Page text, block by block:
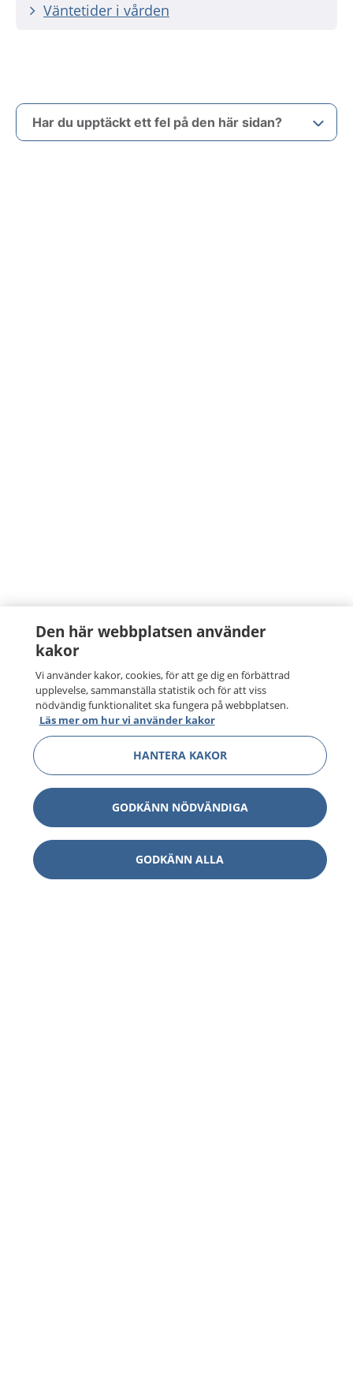
Väntetider i vården
Har du upptäckt ett fel på den här sidan?
Den här webbplatsen använder
kakor
Vi använder kakor, cookies, för att ge dig en förbättrad
upplevelse, sammanställa statistik och för att viss
nödvändig funktionalitet ska fungera på webbplatsen.
Läs mer om hur vi använder kakor
HANTERA KAKOR
GODKÄNN NÖDVÄNDIGA
GODKÄNN ALLA